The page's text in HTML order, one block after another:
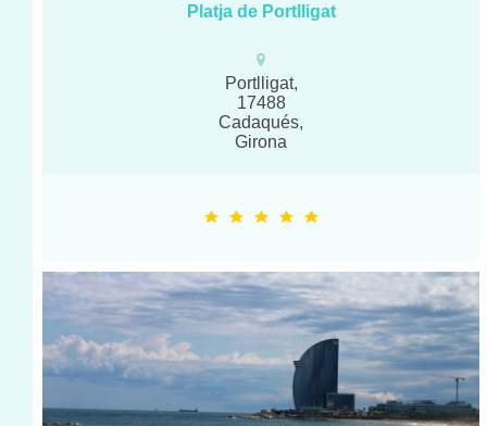
Platja de Portlligat
Portlligat,
17488
Cadaqués,
Girona